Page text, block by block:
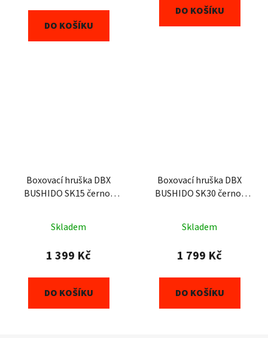
DO KOŠÍKU
DO KOŠÍKU
Boxovací hruška DBX
BUSHIDO SK15 černo-
Skladem
1 399 Kč
DO KOŠÍKU
Boxovací hruška DBX
BUSHIDO SK30 černo-
Skladem
1 799 Kč
DO KOŠÍKU